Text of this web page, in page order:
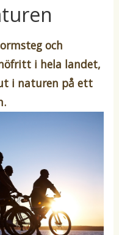
och
i hela landet,
i naturen på ett